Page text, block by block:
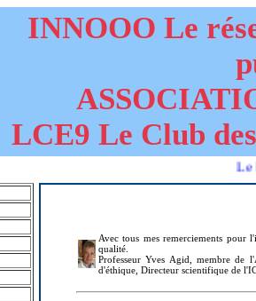
INNOOO Le
LCE9 Le Club
Le livre de
Avec tous mes remerciements pour
qualité.
Professeur Yves Agid, membre de
d'éthique, Directeur scientifique de